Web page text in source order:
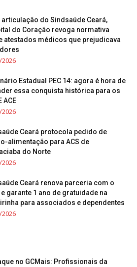
articulação do Sindsaúde Ceará,
do Coração revoga normativa
atestados médicos que prejudicava
Estadual PEC 14: agora é hora de
essa conquista histórica para os
ACE
Ceará protocola pedido de
alimentação para ACS de
do Norte
Ceará renova parceria com o
garante 1 ano de gratuidade na
para associados e dependentes
no GCMais: Profissionais da